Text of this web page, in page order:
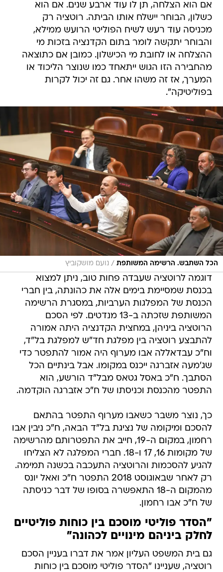
אם הוא הצלחה, תן לו עוד ארבע שנים. אם הוא
כשלון, הבוחר יישלח אותו הביתה. רוטציה רק
מכניסה עוד רעש לשיח הפוליטי הרועש ממילא,
והבוחר יתקשה לומר בתום הקדנציה בזכות מי
ההצלחה או לחובת מי הכישלון. כמובן אם כתוצאה
מהחבירה הזו הגוש ייתאחד כמו שנוצר הליכוד או
המערך, אז זה משהו אחר. גם זה יכול לקרות
בפוליטיקה".
הכל השתבש. הרשימה המשותפת / נועם מושקוביץ
דוגמה לרוטציה שעבדה פחות טוב, ניתן למצוא
בכנסת שמסיימת בימים אלה את כהונתה, בין חברי
הכנסת של המפלגות הערביות, במסגרת הרשימה
המשותפת שזכתה ב-13 מנדטים. לפי הסכם
הרוטציה ביניהן, במחצית הקדנציה היתה אמורה
להתבצע רוטציה בין מפלגת חד"ש למפלגת בל"ד,
וח"כ עבדאללה אבו מערוף היה אמור להתפטר כדי
שג'מעה אזברגה ייכנס במקומו. אבל בינתיים הכל
הסתבך. ח"כ באסל גטאס מבל"ד הורשע, הוא
התפטר מהכנסת וכניסתו של ח"כ אזברגה הוקדמה.
כך, נוצר משבר כשאבו מערוף התפטר בהתאם
להסכם ומיקומה של נציגת בל"ד הבאה, ח"כ ניבין אבו
רחמון, במקום ה-19, חייב את התפטרותם מהרשימה
של מקומות 16, 17 ו-18. חברי המפלגה לא הצליחו
להגיע להסכמות והרוטציה התעכבה בכשנה תמימה.
רק לאחר שבאוגוסט 2018 התפטר ח"כ ואאל יונס
מהמקום ה-18 התאפשרה בסופו של דבר כניסתה
של ח"כ אבו רחמון.
"הסדר פוליטי מוסכם בין כוחות פוליטיים
לחלק ביניהם מינויים לכהונה"
גם בית המשפט העליון אמר את דברו בעניין הסכם
רוטציה, שעניינו "הסדר פוליטי מוסכם בין כוחות